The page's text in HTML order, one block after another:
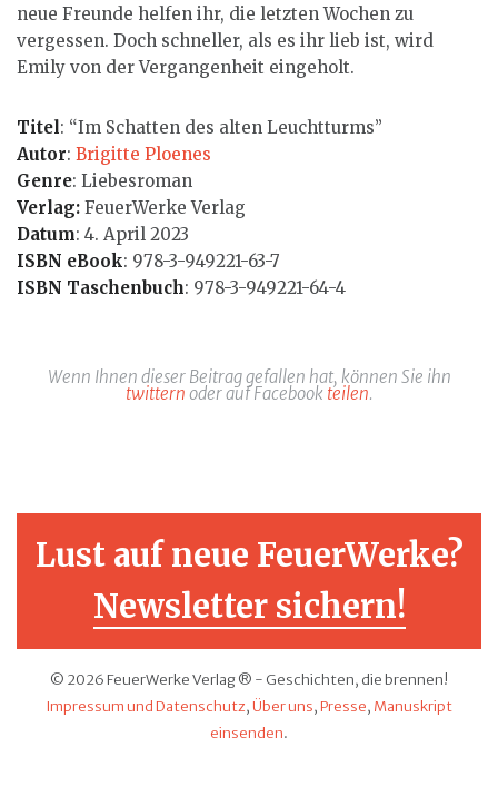
neue Freunde helfen ihr, die letzten Wochen zu
vergessen. Doch schneller, als es ihr lieb ist, wird
Emily von der Vergangenheit eingeholt.
Titel: “Im Schatten des alten Leuchtturms”
Autor: Brigitte Ploenes
Genre: Liebesroman
Verlag: FeuerWerke Verlag
Datum: 4. April 2023
ISBN eBook: 978-3-949221-63-7
ISBN Taschenbuch: 978-3-949221-64-4
Wenn Ihnen dieser Beitrag gefallen hat, können Sie ihn
twittern oder auf Facebook teilen.
Lust auf neue FeuerWerke?
Newsletter sichern!
© 2026 FeuerWerke Verlag ® - Geschichten, die brennen!
Impressum und Datenschutz,Über uns,Presse, Manuskript
einsenden.